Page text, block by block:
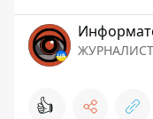
ЖУРНАЛИСТ
👍